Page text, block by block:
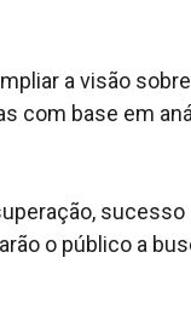
a visão
com base em
sucesso
o público a